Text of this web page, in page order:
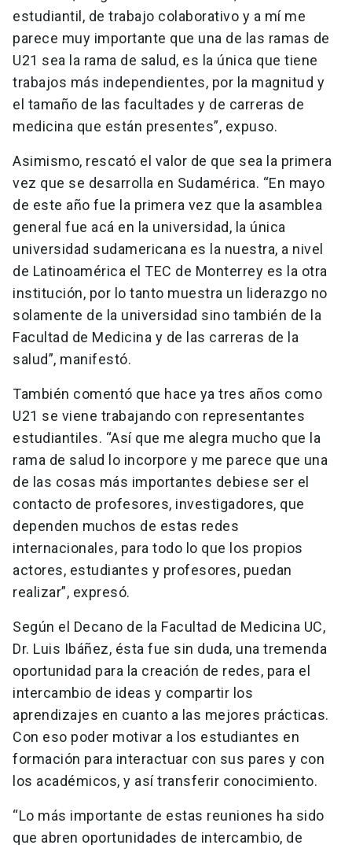
estudiantil, de trabajo colaborativo y a mí me
parece muy importante que una de las ramas de
U21 sea la rama de salud, es la única que tiene
trabajos más independientes, por la magnitud y
el tamaño de las facultades y de carreras de
medicina que están presentes”, expuso.
Asimismo, rescató el valor de que sea la primera
vez que se desarrolla en Sudamérica. “En mayo
de este año fue la primera vez que la asamblea
general fue acá en la universidad, la única
universidad sudamericana es la nuestra, a nivel
de Latinoamérica el TEC de Monterrey es la otra
institución, por lo tanto muestra un liderazgo no
solamente de la universidad sino también de la
Facultad de Medicina y de las carreras de la
salud”, manifestó.
También comentó que hace ya tres años como
U21 se viene trabajando con representantes
estudiantiles. “Así que me alegra mucho que la
rama de salud lo incorpore y me parece que una
de las cosas más importantes debiese ser el
contacto de profesores, investigadores, que
dependen muchos de estas redes
internacionales, para todo lo que los propios
actores, estudiantes y profesores, puedan
realizar”, expresó.
Según el Decano de la Facultad de Medicina UC,
Dr. Luis Ibáñez, ésta fue sin duda, una tremenda
oportunidad para la creación de redes, para el
intercambio de ideas y compartir los
aprendizajes en cuanto a las mejores prácticas.
Con eso poder motivar a los estudiantes en
formación para interactuar con sus pares y con
los académicos, y así transferir conocimiento.
“Lo más importante de estas reuniones ha sido
que abren oportunidades de intercambio, de